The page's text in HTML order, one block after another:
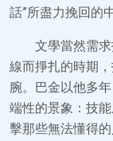
話”所盡力挽回的
文學當然需
線而掙扎的時期
腕。巴金以他多
端性的景象：技
擊那些無法懂得